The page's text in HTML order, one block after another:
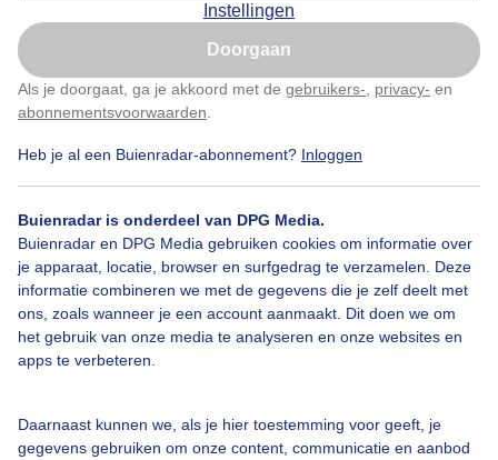
Instellingen
Doorgaan
Als je doorgaat, ga je akkoord met de gebruikers- privacy- en
abonnementsvoorwaarden
Heb je al een Buienradar-abonnement? Inloggen
Buienradar is onderdeel van DPG Media.
Buienradar en DPG Media gebruiken cookies om informatie over
je apparaat, locatie, browser en surfgedrag te verzamelen. Deze
informatie combineren we met de gegevens die je zelf deelt met
ons, zoals wanneer je een account aanmaakt. Dit doen we om
het gebruik van onze media te analyseren en onze websites en
apps te verbeteren.
Daarnaast kunnen we, als je hier toestemming voor geeft, je
gegevens gebruiken om onze content, communicatie en aanbod
Stralende zonnige lentedag en een mooie
blauwelucht
Door: ria brasser Gemaakt: 19-03-2026, 23x bekeken
Bekijk slideshow
Een moment geduld aub...
Nu niet, misschien later
Klik hierom dit aan te passen